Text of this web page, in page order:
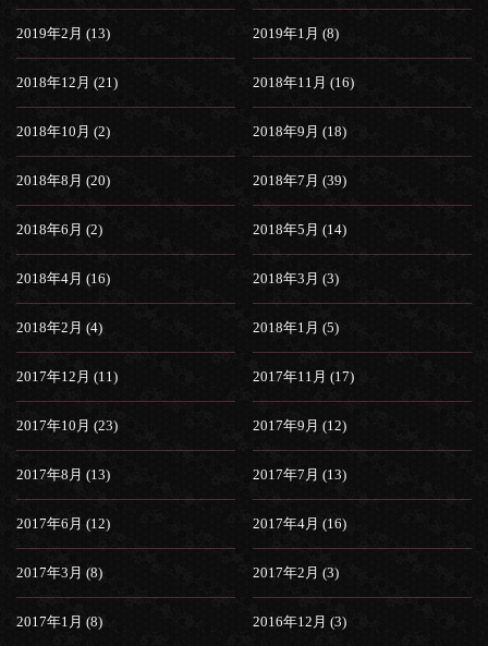
2019年2月 (13) 2019年1月 (8)
2018年12月 (21) 2018年11月 (16)
2018年10月 (2) 2018年9月 (18)
2018年8月 (20) 2018年7月 (39)
2018年6月 (2) 2018年5月 (14)
2018年4月 (16) 2018年3月 (3)
2018年2月 (4) 2018年1月 (5)
2017年12月 (11) 2017年11月 (17)
2017年10月 (23) 2017年9月 (12)
2017年8月 (13) 2017年7月 (13)
2017年6月 (12) 2017年4月 (16)
2017年3月 (8) 2017年2月 (3)
2017年1月 (8) 2016年12月 (3)